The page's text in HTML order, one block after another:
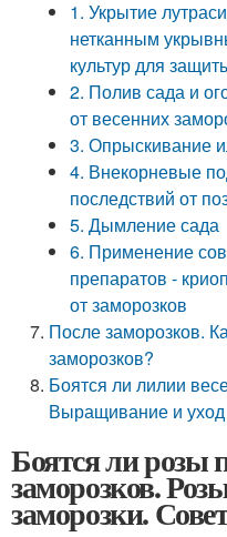
1. Укрытие
нетканным
культур для
2. Полив сада и
от весенних
3. Опрыскивание
4. Внекорневые
последствий от
5. Дымление сада
6. Применение
препаратов -
от заморозков
После заморозков.
заморозков?
Боятся ли лилии
Выращивание и уход
Боятся ли розы
заморозков.
заморозки.